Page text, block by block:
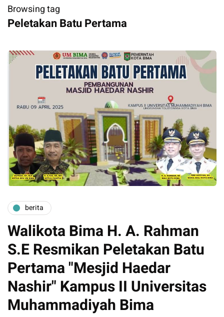
Browsing tag
Peletakan Batu Pertama
berita
Walikota Bima H. A. Rahman
S.E Resmikan Peletakan Batu
Pertama "Mesjid Haedar
Nashir" Kampus II Universitas
Muhammadiyah Bima